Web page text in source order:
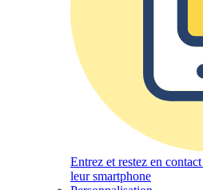
Entrez et restez en
leur smartphone